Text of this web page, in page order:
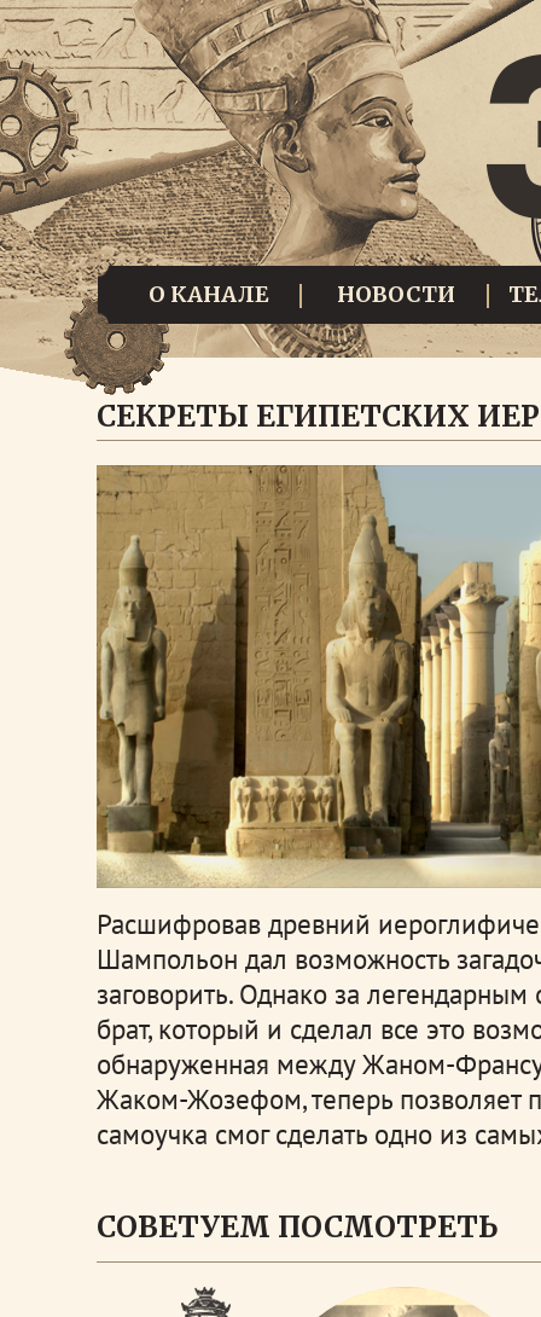
О КАНАЛЕ НОВОСТИ
СЕКРЕТЫ ЕГИПЕТСКИХ
Расшифровав древний
Шампольон дал возможность
заговорить. Однако за
брат, который и сделал все это
обнаруженная между Жаном-
Жаком-Жозефом, теперь позволяет
самоучка смог сделать одно из
СОВЕТУЕМ ПОСМОТРЕТЬ